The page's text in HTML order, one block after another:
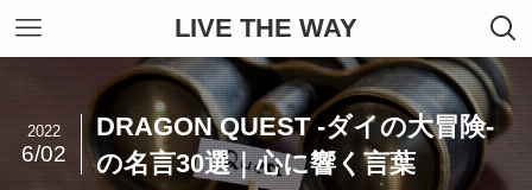
LIVE THE WAY
DRAGON QUEST -ダイの大冒険-
の名言30選｜心に響く言葉
2022
6/02